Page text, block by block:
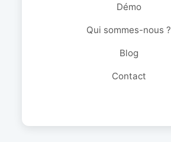
Démo
Qui sommes-nous ?
Blog
Contact